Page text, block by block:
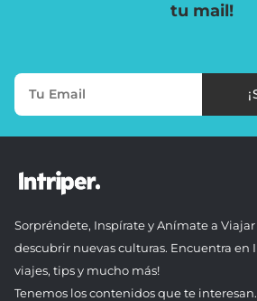
tu mail!
Sorpréndete, Inspírate y Anímate a
descubrir nuevas culturas. Encuentra en
viajes, tips y mucho más!
Tenemos los contenidos que te interesan.